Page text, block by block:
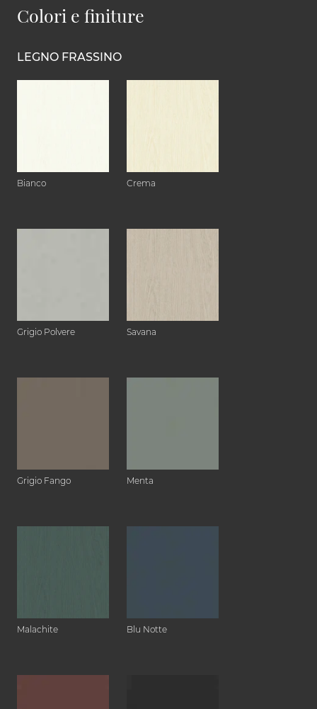
Colori e finiture
LEGNO FRASSINO
Bianco Crema
Grigio Polvere Savana
Grigio Fango Menta
Malachite Blu Notte